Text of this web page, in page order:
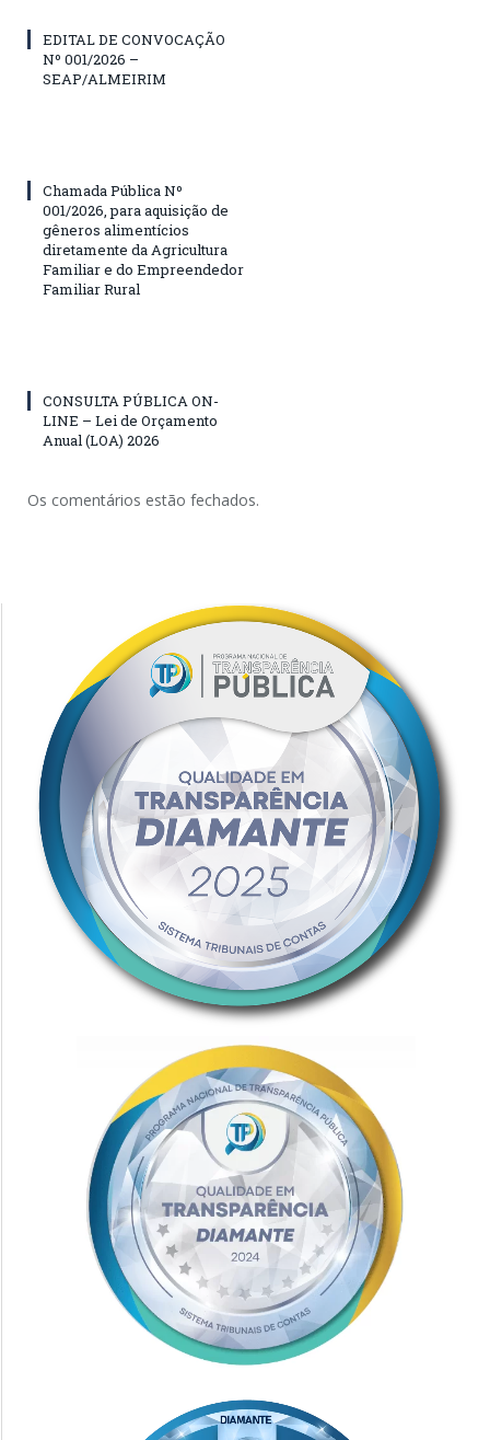
EDITAL DE CONVOCAÇÃO
Nº 001/2026 –
SEAP/ALMEIRIM
Chamada Pública Nº
001/2026, para aquisição de
gêneros alimentícios
diretamente da Agricultura
Familiar e do Empreendedor
Familiar Rural
CONSULTA PÚBLICA ON-
LINE – Lei de Orçamento
Anual (LOA) 2026
Os comentários estão fechados.